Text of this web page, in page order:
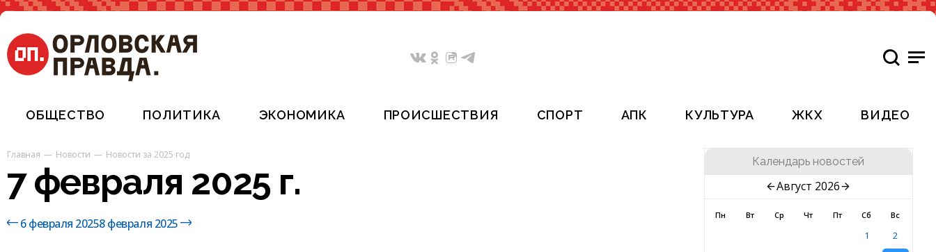
ОБЩЕСТВО ПОЛИТИКА ЭКОНОМИКА ПРОИСШЕСТВИЯ СПОРТ АПК КУЛЬТУРА ЖКХ ВИДЕО
Главная Новости Новости за 2025 год
7 февраля 2025 г.
6 февраля 20258 февраля 2025
Календарь новостей
Август 2026
Пн Вт Ср Чт Пт Сб Вс
1
2